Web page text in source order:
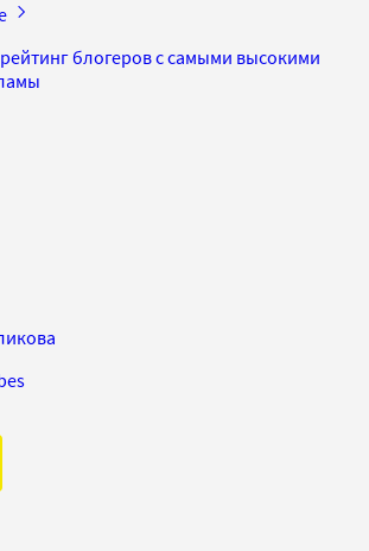
блогеров с самыми высокими